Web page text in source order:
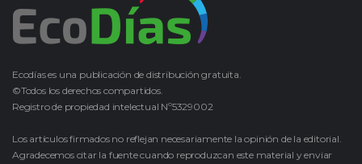
Ecodías es una publicación de distribución gratuita.
©Todos los derechos compartidos.
Registro de propiedad intelectual Nº5329002
Los artículos firmados no reflejan necesariamente la opinión de la editorial.
Agradecemos citar la fuente cuando reproduzcan este material y enviar